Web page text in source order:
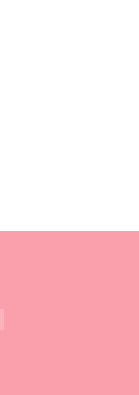
カウント
カウント公式アカウント
んFacebook公式アカウン
りーみんYouTube公式アカ